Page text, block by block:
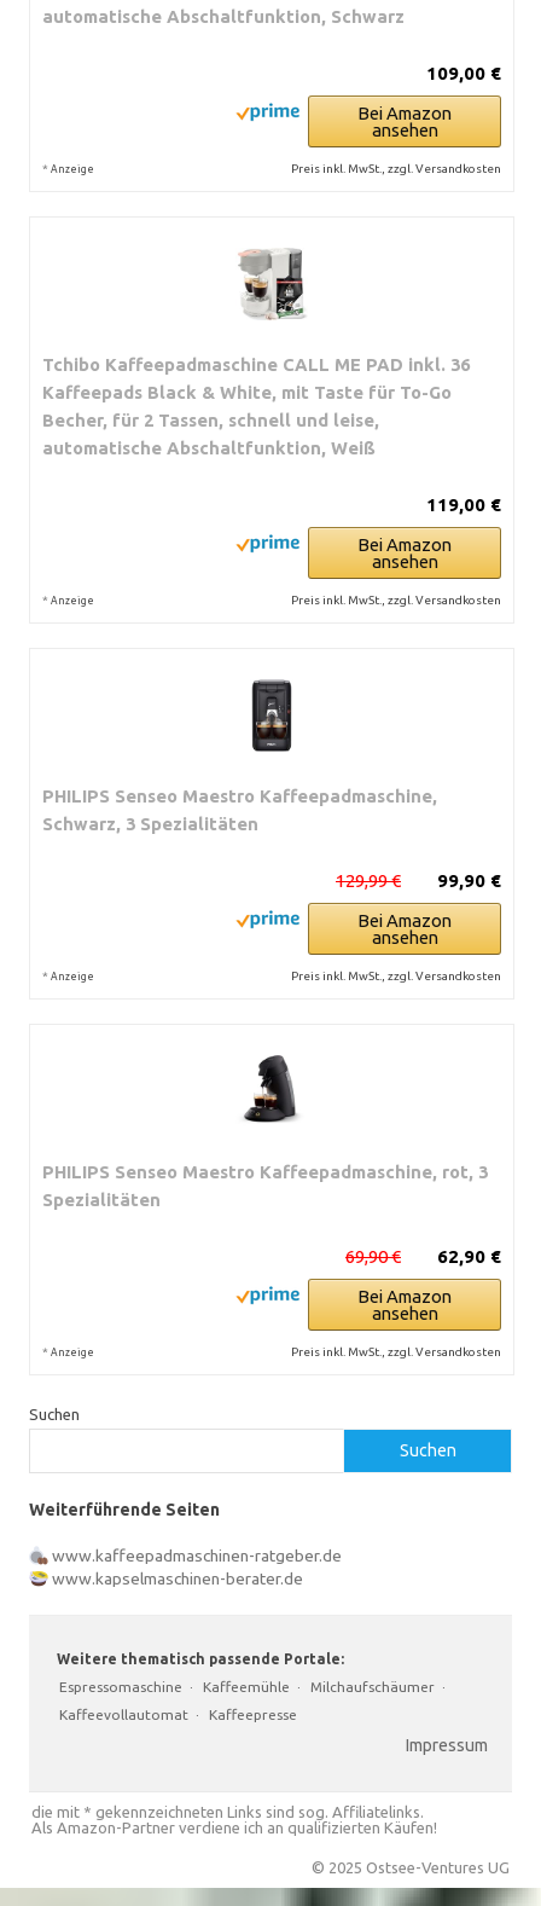
automatische Abschaltfunktion, Schwarz
109,00 €
Bei Amazon
ansehen
* Anzeige Preis inkl. MwSt., zzgl. Versandkosten
Tchibo Kaffeepadmaschine CALL ME PAD inkl. 36
Kaffeepads Black & White, mit Taste für To-Go
Becher, für 2 Tassen, schnell und leise,
automatische Abschaltfunktion, Weiß
119,00 €
Bei Amazon
ansehen
* Anzeige Preis inkl. MwSt., zzgl. Versandkosten
PHILIPS Senseo Maestro Kaffeepadmaschine,
Schwarz, 3 Spezialitäten
99,90 €
129,99 €
Bei Amazon
ansehen
* Anzeige Preis inkl. MwSt., zzgl. Versandkosten
PHILIPS Senseo Maestro Kaffeepadmaschine, rot, 3
Spezialitäten
62,90 €
69,90 €
Bei Amazon
ansehen
* Anzeige Preis inkl. MwSt., zzgl. Versandkosten
Suchen
Suchen
Weiterführende Seiten
www.kaffeepadmaschinen-ratgeber.de
www.kapselmaschinen-berater.de
Weitere thematisch passende Portale:
Espressomaschine · Kaffeemühle · Milchaufschäumer ·
Kaffeevollautomat · Kaffeepresse
Impressum
die mit * gekennzeichneten Links sind sog. Affiliatelinks.
Als Amazon-Partner verdiene ich an qualifizierten Käufen!
© 2025 Ostsee-Ventures UG